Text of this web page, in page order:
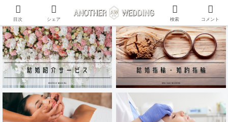
ANOTHER WEDDING~RING~のInstagramアカウントがリリース♪
目次 シェア 検索 コメント